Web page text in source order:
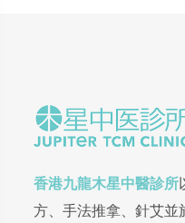
香港九龍木星中醫診所
方、手法推拿、針艾